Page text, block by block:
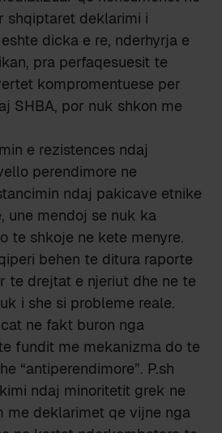
shqiptaret deklarimi i
dicka e re, nderhyrja e
pra perfaqesuesit te
kompromentuese per
SHBA, por nuk shkon me
e rezistences ndaj
perendimore ne
ndaj pakicave etnike
une mendoj se nuk ka
te shkoje ne kete menyre.
behen te ditura raporte
te drejtat e njeriut dhe ne te
i she si probleme reale.
ne fakt buron nga
fundit me mekanizma do te
“antiperendimore”. P.sh
ndaj minoritetit grek ne
me deklarimet qe vijne nga